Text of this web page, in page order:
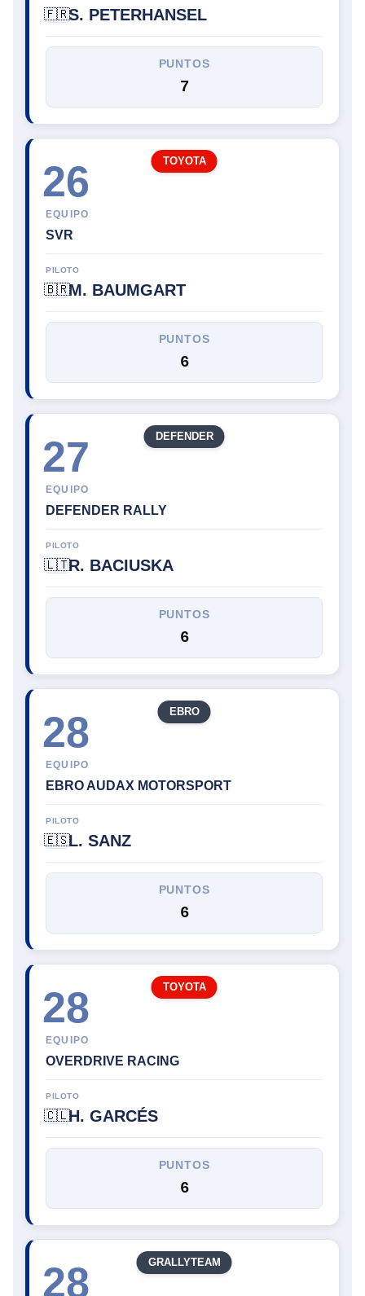
🇫🇷S. PETERHANSEL
PUNTOS
7
26
EQUIPO
SVR
TOYOTA
PILOTO
🇧🇷M. BAUMGART
PUNTOS
6
27
EQUIPO
DEFENDER RALLY
DEFENDER
PILOTO
🇱🇹R. BACIUSKA
PUNTOS
6
28
EQUIPO
EBRO AUDAX MOTORSPORT
EBRO
PILOTO
🇪🇸L. SANZ
PUNTOS
6
28
EQUIPO
OVERDRIVE RACING
TOYOTA
PILOTO
🇨🇱H. GARCÉS
PUNTOS
6
28 GRALLYTEAM